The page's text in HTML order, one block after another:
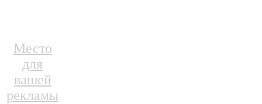
Место
для
вашей
рекламы